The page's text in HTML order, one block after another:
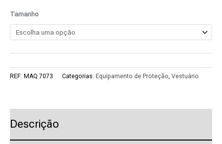
Tamanho
REF: MAQ 7073 Categorias: Equipamento de Proteção, Vestuário
Descrição